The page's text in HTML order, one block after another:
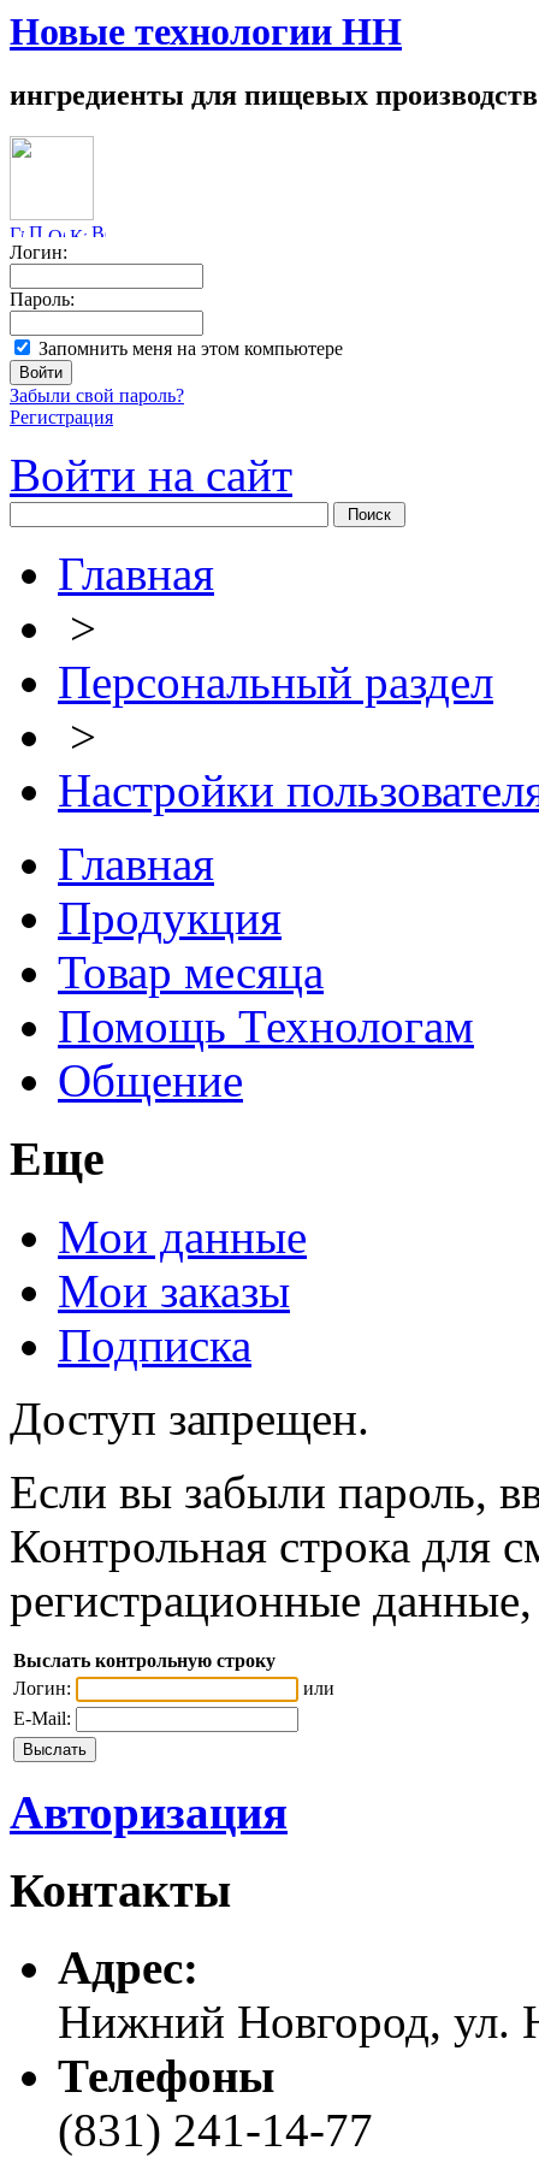
Новые технологии НН
ингредиенты для пищевых производств
Логин:
Пароль:
Запомнить меня на этом компьютере
Забыли свой пароль?
Регистрация
Войти на сайт
Главная
>
Персональный раздел
>
Настройки
Главная
Продукция
Товар месяца
Помощь Технологам
Общение
Еще
Мои данные
Мои заказы
Подписка
Доступ запрещен.
Если вы забыли пароль,
Контрольная строка для
регистрационные
Выслать контрольную строку
Логин:
или
E-Mail:
Авторизация
Контакты
Адреc:
Нижний Новгород, ул.
Телефоны
(831) 241-14-77